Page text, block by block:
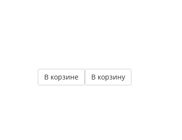
В корзину
В корзине